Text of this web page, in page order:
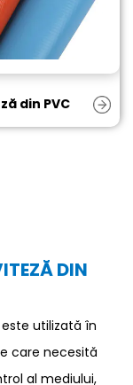
din PVC
DIN
utilizată în
care necesită
al mediului,